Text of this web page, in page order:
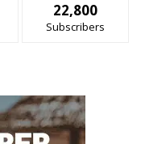
22,800
Subscribers